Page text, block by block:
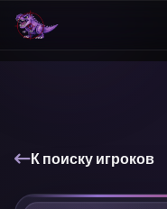
К поиску игроков